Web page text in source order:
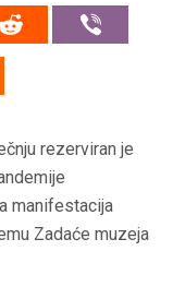
rezerviran je
manifestacija
Zadaće muzeja